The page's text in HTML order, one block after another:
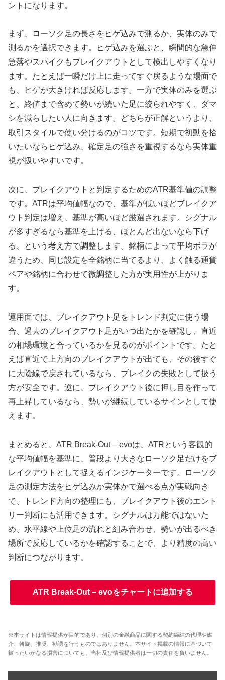
ントになります。
まず、ローソク足の長さをヒゲ込みで測るか、実体のみで
測るかを選択できます。ヒゲ込みを選ぶと、瞬間的な急伸
急落やスパイクもブレイクアウトとして検出しやすくなり
ます。たとえば一瞬だけ上に走ってすぐ戻るような場面で
も、ヒゲが大きければ反応します。一方で実体のみを選ぶ
と、終値まで含めて勢いが続いた足に絞られやすく、ダマ
シを減らしたい人に向きます。どちらが正解というより、
取引スタイルで使い分けるのがコツです。短期で初動を拾
いたいならヒゲ込み、確定足の強さを重視するなら実体重
視が扱いやすいです。
次に、ブレイクアウトと判定するためのATR基準値の調整
です。ATRは平均値幅なので、基準が低いほどブレイクア
ウト判定は増え、基準が高いほど厳選されます。シグナル
が多すぎるなら基準を上げる、ほとんど出ないなら下げ
る、という考え方で調整します。銘柄によって平均ボラが
違うため、同じ設定を全銘柄に当てるより、よく触る通貨
ペアや銘柄に合わせて微調整した方が実用性が上がりま
す。
運用面では、ブレイクアウト足をトレンド判定に使う場
合、過去のブレイクアウト足がいつ出たかを確認し、直近
の相場環境と合っているかを見るのがポイントです。たと
えば直近で上方向のブレイクアウトが出ても、その後すぐ
に大陰線で戻されているなら、ブレイクの失敗として扱う
方が安全です。逆に、ブレイクアウト後に押し目を作って
再上昇しているなら、勢いが継続しているサインとして使
えます。
まとめると、ATR Break-Out – evoは、ATRという客観的
な平均値幅を基準に、普段より大きなローソク足だけをブ
レイクアウトとして捉えるインジケーターです。ローソク
足の測定方法をヒゲ込みか実体かで選べる点が実戦向き
で、トレンド方向の整理にも、ブレイクアウト後のエント
リー判断にも活用できます。シグナルは万能ではないた
め、水平線や上位足の流れと組み合わせ、勢いが出るべき
場所で反応しているかを確認することで、より精度の高い
判断につながります。
ATR Break-Out – evoをチャートに追加する
※本サイトは情報提供が目的であり、個別の金融商品に関する契約締結の代理や媒
介、斡旋、推奨、勧誘を行うものではありません。本サイト掲載の情報に基づいて
被ったいかなる損害についても、当社及び情報提供者は一切の責任を負いません。